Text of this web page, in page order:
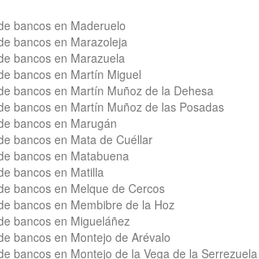
bancos en Maderuelo
bancos en Marazoleja
bancos en Marazuela
bancos en Martín Miguel
bancos en Martín Muñoz de la Dehesa
bancos en Martín Muñoz de las Posadas
bancos en Marugán
bancos en Mata de Cuéllar
bancos en Matabuena
bancos en Matilla
bancos en Melque de Cercos
bancos en Membibre de la Hoz
bancos en Migueláñez
bancos en Montejo de Arévalo
bancos en Montejo de la Vega de la Serrezuela